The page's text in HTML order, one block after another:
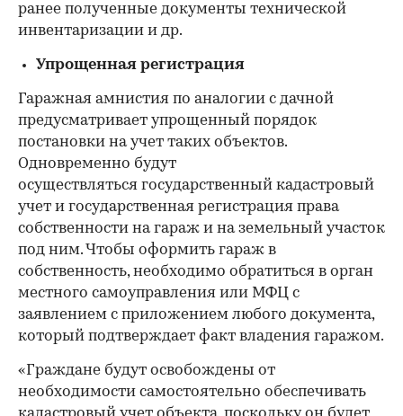
ранее полученные документы технической
инвентаризации и др.
Упрощенная регистрация
Гаражная амнистия по аналогии с дачной
предусматривает упрощенный порядок
постановки на учет таких объектов.
Одновременно будут
осуществляться государственный кадастровый
учет и государственная регистрация права
собственности на гараж и на земельный участок
под ним. Чтобы оформить гараж в
собственность, необходимо обратиться в орган
местного самоуправления или МФЦ с
заявлением с приложением любого документа,
который подтверждает факт владения гаражом.
«Граждане будут освобождены от
необходимости самостоятельно обеспечивать